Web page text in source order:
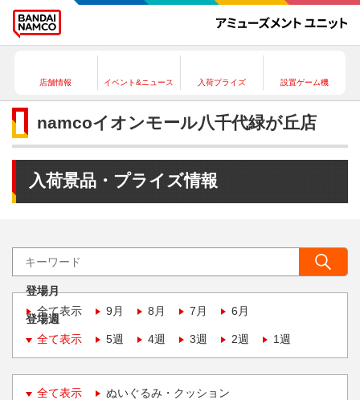
店舗情報 イベント&ニュース 入荷プライズ 設置ゲーム機
namcoイオンモール八千代緑が丘店
入荷景品・プライズ情報
登場月
全て表示
9月 8月 7月 6月
登場週
全て表示
5週 4週 3週 2週 1週
全て表示 ぬいぐるみ・クッション